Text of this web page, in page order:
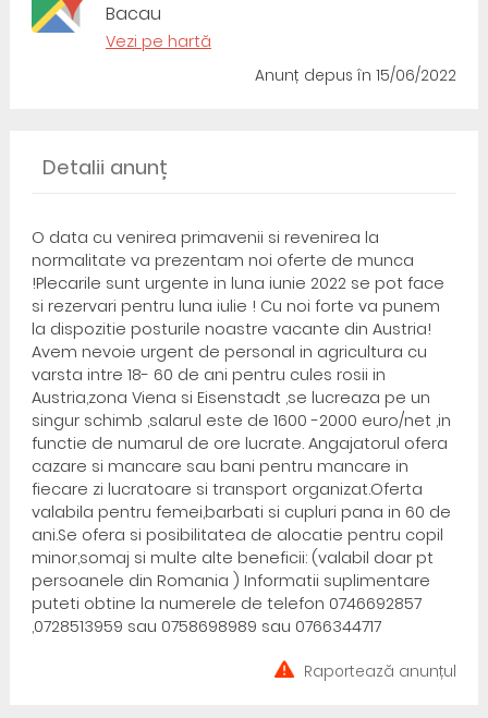
Bacau
Vezi pe hartă
Anunț depusîn 15/06/2022
Detalii anunț
O data cu venirea primavenii si revenirea la
normalitate va prezentam noi oferte de munca
!Plecarile sunt urgente in luna iunie 2022 se pot face
si rezervari pentru luna iulie ! Cu noi forte va punem
la dispozitie posturile noastre vacante din Austria!
Avem nevoie urgent de personal in agricultura cu
varsta intre 18- 60 de ani pentru cules rosii in
Austria,zona Viena si Eisenstadt ,se lucreaza pe un
singur schimb ,salarul este de 1600 -2000 euro/net ,in
functie de numarul de ore lucrate. Angajatorul ofera
cazare si mancare sau bani pentru mancare in
fiecare zi lucratoare si transport organizat.Oferta
valabila pentru femei,barbati si cupluri pana in 60 de
ani.Se ofera si posibilitatea de alocatie pentru copil
minor,somaj si multe alte beneficii: (valabil doar pt
persoanele din Romania ) Informatii suplimentare
puteti obtine la numerele de telefon 0746692857
,0728513959 sau 0758698989 sau 0766344717
Raportează anunțul